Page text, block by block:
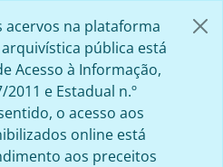
acervos na plataforma
pública está
Acesso à Informação,
2011 e Estadual n.º
o acesso aos
online está
aos preceitos